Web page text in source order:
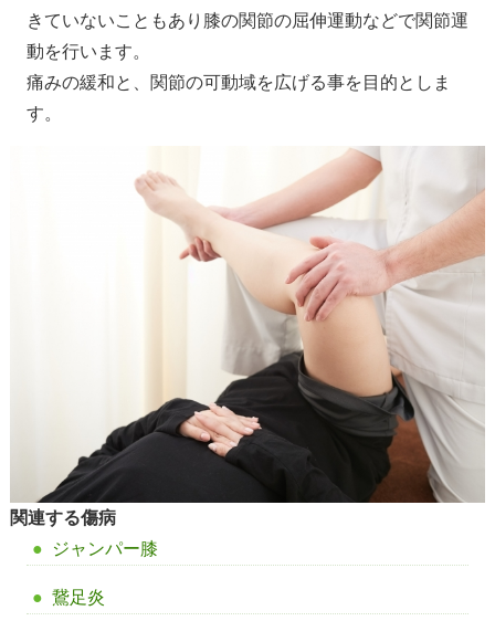
きていないこともあり膝の関節の屈伸運動などで関節運
動を行います。
痛みの緩和と、関節の可動域を広げる事を目的としま
す。
関連する傷病
ジャンパー膝
鵞足炎